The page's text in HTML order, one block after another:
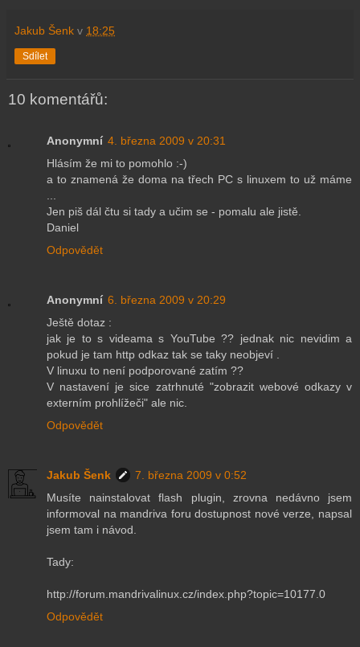
Jakub Šenk v 18:25
Sdílet
10 komentářů:
Anonymní 4. března 2009 v 20:31
Hlásím že mi to pomohlo :-)
a to znamená že doma na třech PC s linuxem to už máme
Jen piš dál čtu si tady a učim se - pomalu ale jistě.
Daniel
Odpovědět
Anonymní 6. března 2009 v 20:29
Ještě dotaz :
jak je to s videama s YouTube ?? jednak nic nevidim a
pokud je tam http odkaz tak se taky neobjeví .
V linuxu to není podporované zatím ??
V nastavení je sice zatrhnuté "zobrazit webové odkazy v
externím prohlížeči" ale nic.
Odpovědět
Jakub Šenk
7. března 2009 v 0:52
Musíte nainstalovat flash plugin, zrovna nedávno jsem
informoval na mandriva foru dostupnost nové verze, napsal
jsem tam i návod.
Tady:
http://forum.mandrivalinux.cz/index.php?topic=10177.0
Odpovědět